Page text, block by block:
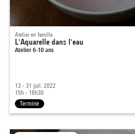
Atelier en famille
L'Aquarelle dans l'eau
Atelier 6-10 ans
13 - 31 juil. 2022
15h - 16h30
Terminé